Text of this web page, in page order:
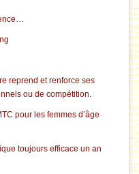
reprend et renforce ses
ou de compétition.
pour les femmes d’âge
toujours efficace un an